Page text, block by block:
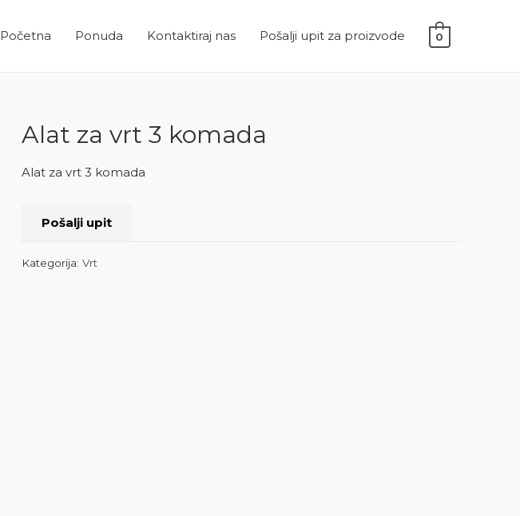
Početna Ponuda Kontaktiraj nas Pošalji upit za proizvode 0
Alat za vrt 3 komada
Alat za vrt 3 komada
Pošalji upit
Kategorija: Vrt